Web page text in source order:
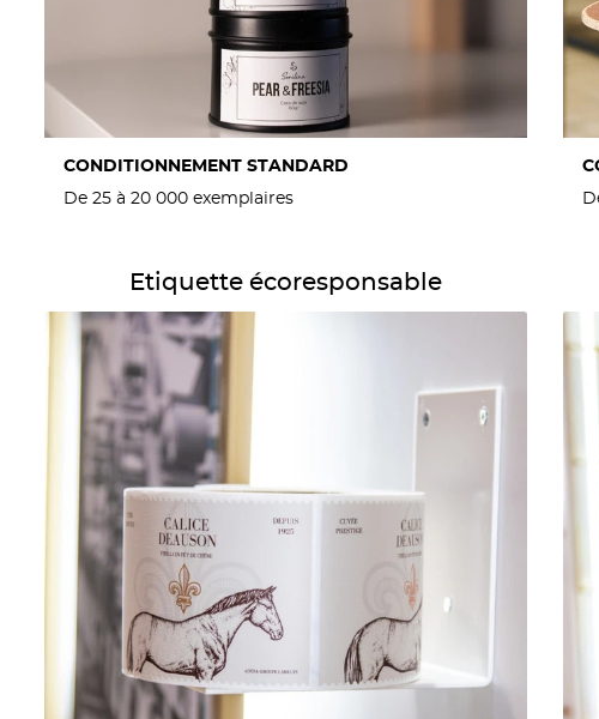
CONDITIONNEMENT STANDARD
De 25 à 20 000 exemplaires
Etiquette écoresponsable
Détails Etiquette écoresponsable